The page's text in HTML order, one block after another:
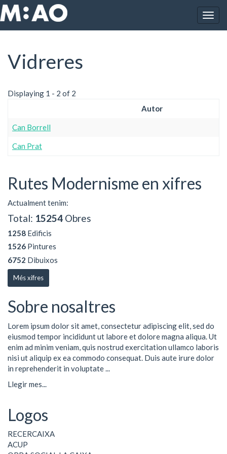
Vés al contingut
Inici Vidreres
Vidreres
Displaying 1 - 2 of 2
Autor
Can Borrell
Can Prat
Rutes Modernisme en xifres
Actualment tenim:
Total: 15254 Obres
1258 Edificis
1526 Pintures
6752 Dibuixos
Més xifres
Sobre nosaltres
Lorem ipsum dolor sit amet, consectetur adipiscing elit, sed do
eiusmod tempor incididunt ut labore et dolore magna aliqua. Ut
enim ad minim veniam, quis nostrud exercitation ullamco laboris
nisi ut aliquip ex ea commodo consequat. Duis aute irure dolor
in reprehenderit in voluptate ...
Llegir mes...
Logos
RECERCAIXA
ACUP